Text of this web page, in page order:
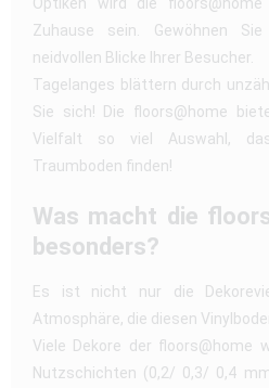
Zuhause sein. Gewöhnen
neidvollen Blicke Ihrer Besucher.
Tagelanges blättern durch
Sie sich! Die floors@home
Vielfalt so viel Auswahl,
Traumboden finden!
Was macht die
besonders?
Es ist nicht nur die
Atmosphäre, die diesen
Viele Dekore der floors@home
Nutzschichten (0,2/ 0,3/ 0,4